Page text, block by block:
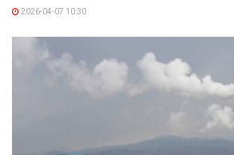
2026-04-07 10:30